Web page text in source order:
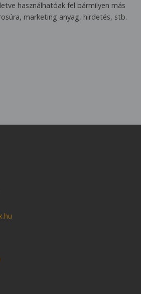
használhatóak fel bármilyen más
marketing anyag, hirdetés, stb.